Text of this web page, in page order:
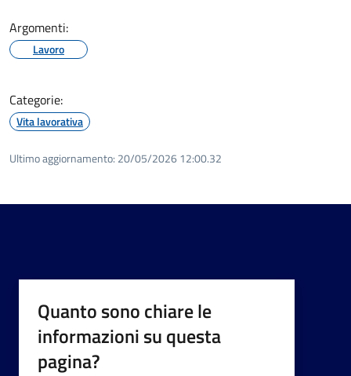
Argomenti:
Lavoro
Categorie:
Vita lavorativa
Ultimo aggiornamento: 20/05/2026 12:00.32
Quanto sono chiare le
informazioni su questa
pagina?